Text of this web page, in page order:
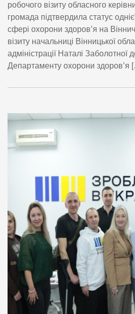
робочого візиту обласного
громада підтвердила статус
сфері охорони здоров’я на
візиту начальниці Вінницької
адміністрації Наталі
Департаменту охорони здоров’я